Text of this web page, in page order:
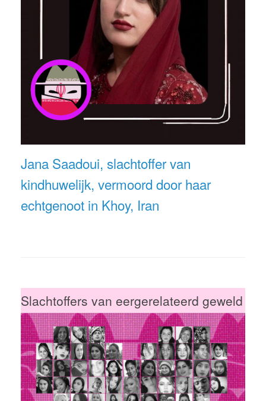
Jana Saadoui, slachtoffer van
kindhuwelijk, vermoord door haar
echtgenoot in Khoy, Iran
Slachtoffers van eergerelateerd geweld